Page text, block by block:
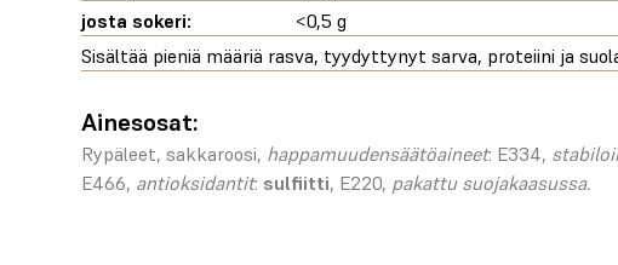
josta sokeri:
<0,5 g
Sisältää pieniä määriä rasva, tyydyttynyt sarva, proteiini ja
Ainesosat:
Rypäleet, sakkaroosi, happamuudensäätöaineet: E334,
E466, antioksidantit: sulfiitti, E220, pakattu suojakaasussa.